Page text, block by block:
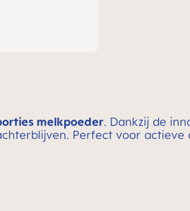
melkpoeder. Dankzij de
Perfect voor